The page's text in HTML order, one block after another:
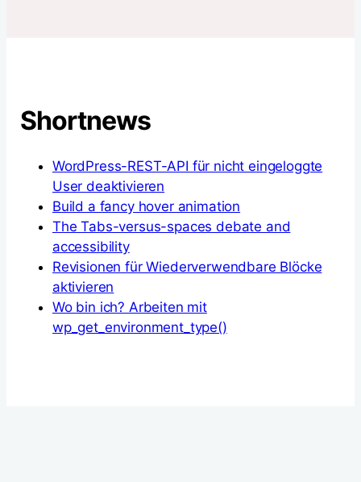
Shortnews
WordPress-REST-API für nicht eingeloggte
User deaktivieren
Build a fancy hover animation
The Tabs-versus-spaces debate and
accessibility
Revisionen für Wiederverwendbare Blöcke
aktivieren
Wo bin ich? Arbeiten mit
wp_get_environment_type()